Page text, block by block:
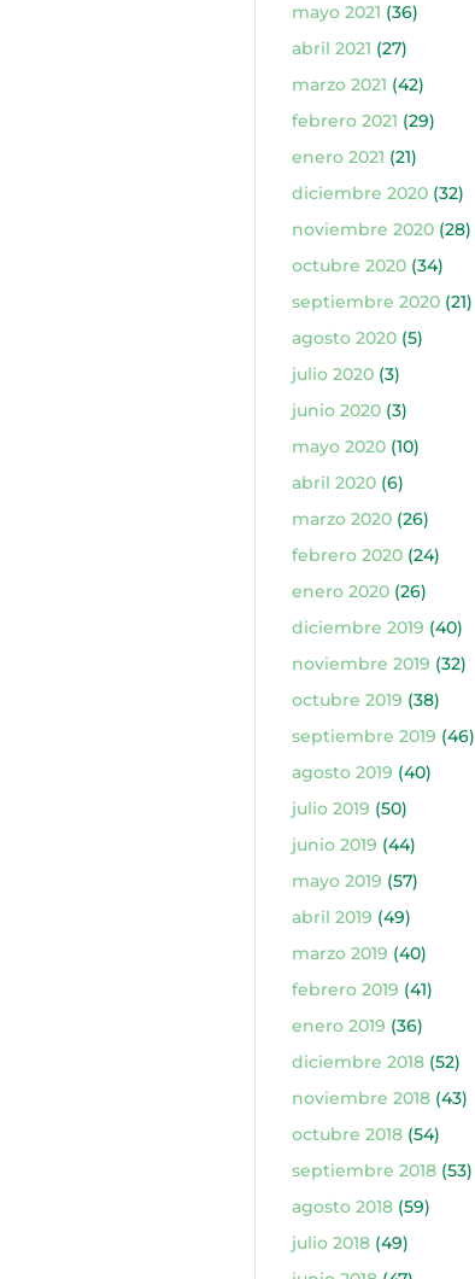
mayo 2021 (36)
abril 2021 (27)
marzo 2021 (42)
febrero 2021 (29)
enero 2021 (21)
diciembre 2020(32)
noviembre 2020(28)
octubre 2020(34)
septiembre 2020(21)
agosto 2020(5)
julio 2020(3)
junio 2020(3)
mayo 2020(10)
abril 2020(6)
marzo 2020(26)
febrero 2020(24)
enero 2020(26)
diciembre 2019 (40)
noviembre 2019 (32)
octubre 2019 (38)
septiembre 2019 (46)
agosto 2019 (40)
julio 2019 (50)
junio 2019 (44)
mayo 2019 (57)
abril 2019 (49)
marzo 2019 (40)
febrero 2019 (41)
enero 2019 (36)
diciembre 2018(52)
noviembre 2018(43)
octubre 2018(54)
septiembre 2018(53)
agosto 2018(59)
julio 2018(49)